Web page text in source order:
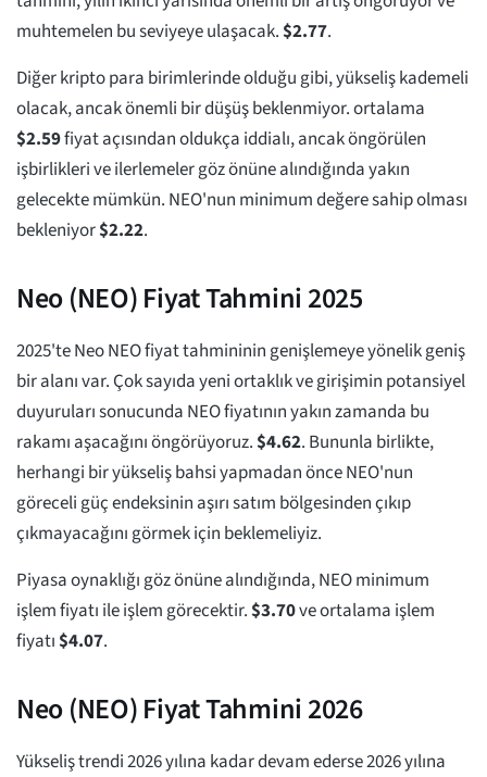
muhtemelen bu seviyeye ulaşacak.$2.77.
Diğer kripto para birimlerinde olduğu gibi, yükseliş kademeli
olacak, ancak önemli bir düşüş beklenmiyor. ortalama
$2.59fiyat açısından oldukça iddialı, ancak öngörülen
işbirlikleri ve ilerlemeler göz önüne alındığında yakın
gelecekte mümkün. NEO'nun minimum değere sahip olması
bekleniyor$2.22.
Neo (NEO) Fiyat Tahmini 2025
2025'te Neo NEO fiyat tahmininin genişlemeye yönelik geniş
bir alanı var. Çok sayıda yeni ortaklık ve girişimin potansiyel
duyuruları sonucunda NEO fiyatının yakın zamanda bu
rakamı aşacağını öngörüyoruz.$4.62. Bununla birlikte,
herhangi bir yükseliş bahsi yapmadan önce NEO'nun
göreceli güç endeksinin aşırı satım bölgesinden çıkıp
çıkmayacağını görmek için beklemeliyiz.
Piyasa oynaklığı göz önüne alındığında, NEO minimum
işlem fiyatı ile işlem görecektir.$3.70ve ortalama işlem
fiyatı$4.07.
Neo (NEO) Fiyat Tahmini 2026
Yükseliş trendi 2026 yılına kadar devam ederse 2026 yılına